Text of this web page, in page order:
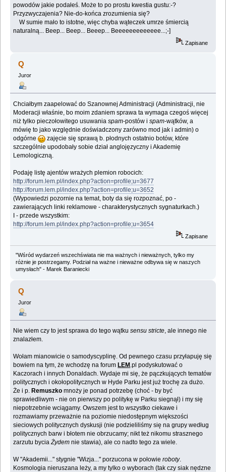
powodów jakie podałeś. Może to po prostu kwestia gustu:-?
Przyzwyczajenia? Nie-do-końca zrozumienia się?
W sumie mało to istotne, więc chyba wąteczek umrze śmiercią
naturalną... Beep... Beep... Beeep... Beeeeeeeeeeeee...;-]
Zapisane
Q
Juror
Chciałbym zaapelować do Szanownej Administracji (Administracji, nie
Moderacji właśnie, bo moim zdaniem sprawa ta wymaga czegoś więcej
niż tylko pieczołowitego usuwaniaspam-postów ispam-wątków, a
mówię to jako względnie doświadczony zarówno mod jak i admin) o
odgórne
zajęcie się sprawą b. płodnych ostatnio botów, które
szczególnie upodobały sobie dział anglojęzyczny i Akademię
Lemologiczną.
Podaję listę ajentów wrażych plemion robocich:
http://forum.lem.pl/index.php?action=profile;u=3677
http://forum.lem.pl/index.php?action=profile;u=3652
(Wypowiedzi pozornie na temat, boty da się rozpoznać, po -
zawierających linki reklamowe - charakterystycznych sygnaturkach.)
I - przede wszystkim:
http://forum.lem.pl/index.php?action=profile;u=3654
Zapisane
"Wśród wydarzeń wszechświata nie ma ważnych i nieważnych, tylko my
różnie je postrzegamy. Podział na ważne i nieważne odbywa się w naszych
umysłach" - Marek Baraniecki
Q
Juror
Nie wiem czy to jest sprawa do tego wątkusensu stricte, ale innego nie
znalazłem.
Wołam mianowicie o samodyscyplinę. Od pewnego czasu przyłapuję się
bowiem na tym, że wchodzę na forum LEM .pl podyskutować o
Kaczorach i innych Donaldach. Wydaje mi się, że pączkujących tematów
politycznych i okołopolitycznych w Hyde Parku jest już trochę za dużo.
Że i p. Remuszko mnoży je ponad potrzebę (choć - by być
sprawiedliwym - nie on pierwszy po politykę w Parku siegnął) i my się
niepotrzebnie wciągamy. Owszem jest to wszystko ciekawe i
rozmawiamy przeważnie na poziomie niedostępnym większości
sieciowych politycznych dyskusji (nie podzieliliśmy się na grupy według
politycznych barw i błotem nie obrzucamy; nikt też nikomu strasznego
zarzutu byciaŻydem nie stawia), ale co nadto tego za wiele.
W "Akademii..." stygnie "Wizja..." porzucona w połowieroboty.
Kosmologia nieruszana leży, a my tylko o wyborach (tak czy siak nędzne